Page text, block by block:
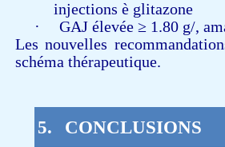
injections èglitazone
·
GAJ élevée ≥ 1.80 g/,
Les nouvelles
schéma thérapeutique.
5. CONCLUSIONS